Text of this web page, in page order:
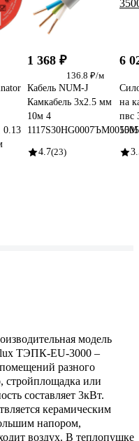
0.13
1 368 ₽
136.8 ₽/м
Кабель NUM-J
Камкабель 3x2.5 мм
10м 4
1117S30HG0007ЪM0010М
4.7(23)
6
на
пвс
модель
ТЭПК-EU-3000 –
разного
стройплощадка или
составляет 3кВт.
керамическим
напором,
воздух. В теплопушке